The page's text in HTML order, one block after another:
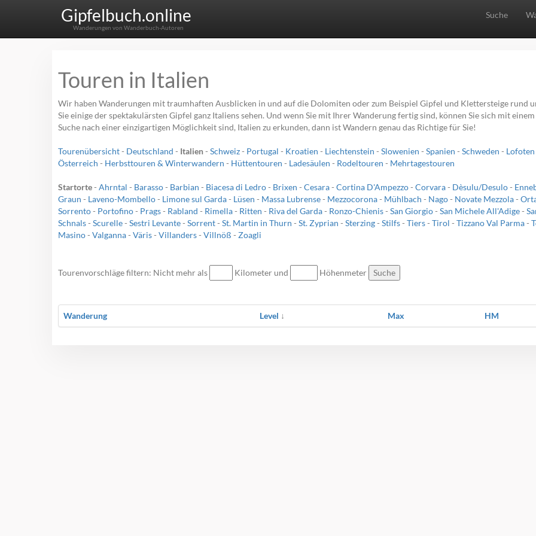
Gipfelbuch.online
Wanderungen von Wanderbuch-Autoren
Suche
Touren in Italien
Wir haben Wanderungen mit traumhaften Ausblicken in und auf die Dolomiten oder zum Beispiel Gipfel und Klettersteige rund
Sie einige der spektakulärsten Gipfel ganz Italiens sehen. Und wenn Sie mit Ihrer Wanderung fertig sind, können Sie sich mit
Suche nach einer einzigartigen Möglichkeit sind, Italien zu erkunden, dann ist Wandern genau das Richtige für Sie!
Tourenübersicht- Deutschland - Italien- Schweiz- Portugal - Kroatien - Liechtenstein - Slowenien - Spanien - Schweden -
Österreich - Herbsttouren & Winterwandern - Hüttentouren - Ladesäulen - Rodeltouren - Mehrtagestouren
Startorte- Ahrntal - Barasso- Barbian - Biacesa di Ledro- Brixen - Cesara- Cortina D'Ampezzo- Corvara- Dèsulu/Desulo-
Graun - Laveno-Mombello- Limone sul Garda- Lüsen - Massa Lubrense- Mezzocorona- Mühlbach - Nago- Novate Mezzola-
Sorrento- Portofino- Prags- Rabland - Rimella- Ritten - Riva del Garda- Ronzo-Chienis- San Giorgio- San Michele All'Adige-
Schnals- Scurelle- Sestri Levante- Sorrent- St. Martin in Thurn - St. Zyprian - Sterzing- Stilfs- Tiers- Tirol - Tizzano Val Parma-
Masino- Valganna- Väris- Villanders- Villnöß - Zoagli
Tourenvorschläge filtern: Nicht mehr als Kilometer und Höhenmeter Suche
Wanderung Level ↓ Max HM